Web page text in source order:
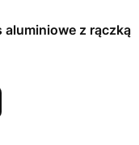
aluminiowe z rączką